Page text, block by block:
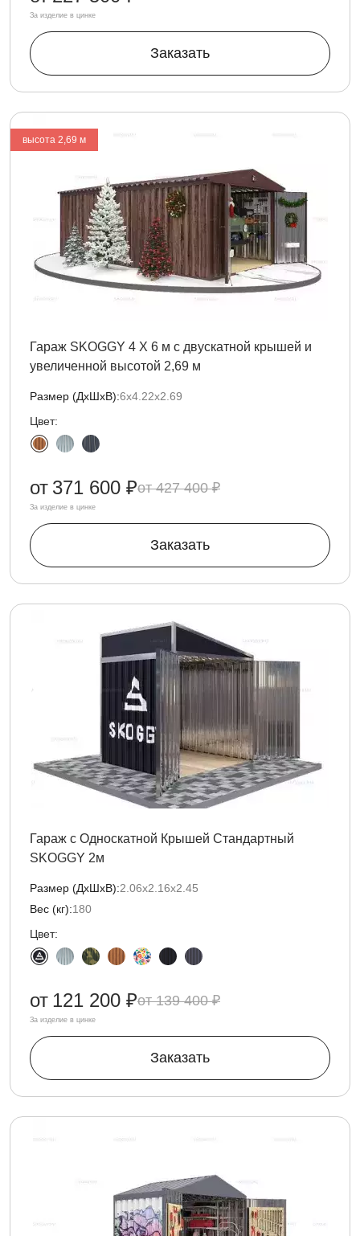
За изделие в цинке
Заказать
высота 2,69 м
Гараж SKOGGY 4 Х 6 м с двускатной крышей и
увеличенной высотой 2,69 м
Размер (ДxШxВ):6х4.22х2.69
Цвет:
427 400 ₽
от 371 600 ₽
За изделие в цинке
Заказать
Гараж с Односкатной Крышей Стандартный
SKOGGY 2м
Размер (ДxШxВ):2.06х2.16х2.45
Вес (кг):180
Цвет:
139 400 ₽
от 121 200 ₽
За изделие в цинке
Заказать